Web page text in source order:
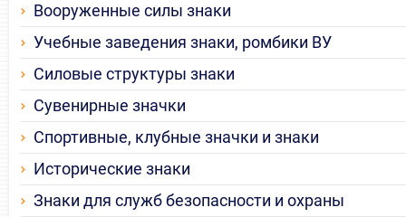
Вооруженные силы знаки
Учебные заведения знаки, ромбики ВУ
Силовые структуры знаки
Сувенирные значки
Спортивные, клубные значки и знаки
Исторические знаки
Знаки для служб безопасности и охраны